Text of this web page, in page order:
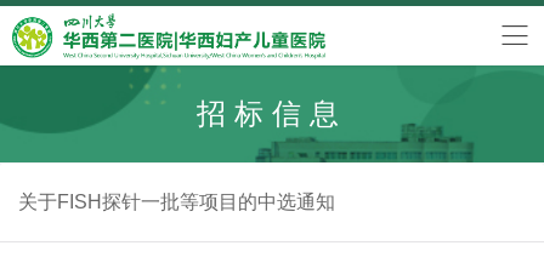
招标信息
关于FISH探针一批等项目的中选通知